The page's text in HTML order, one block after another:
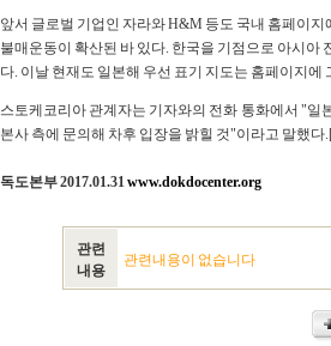
앞서 글로벌 기업인 자라와 H&M 등도 국내 홈페이
불매운동이 확산된 바 있다. 한국을 기점으로 아시
다. 이날 현재도 일본해 우선 표기 지도는 홈페이지에
스토케코리아 관계자는 기자와의 전화 통화에서 "
본사 측에 문의해 차후 입장을 밝힐 것"이라고 말했다
독도본부 2017.01.31www.dokdocenter.org
관련
내용
관련내용이 없습니다